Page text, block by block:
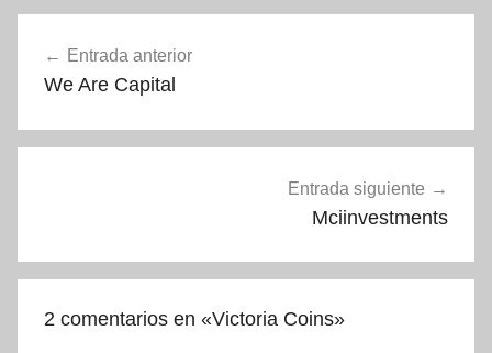
de
Entrada anterior
We Are Capital
Entrada siguiente
Mciinvestments
2 comentarios en «Victoria Coins»